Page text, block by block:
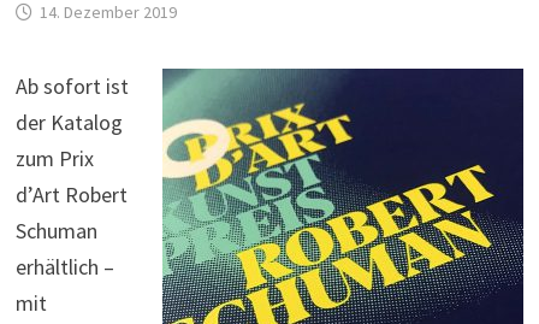
14. Dezember 2019
Ab sofort ist
der Katalog
zum Prix
d’Art Robert
Schuman
erhältlich –
mit